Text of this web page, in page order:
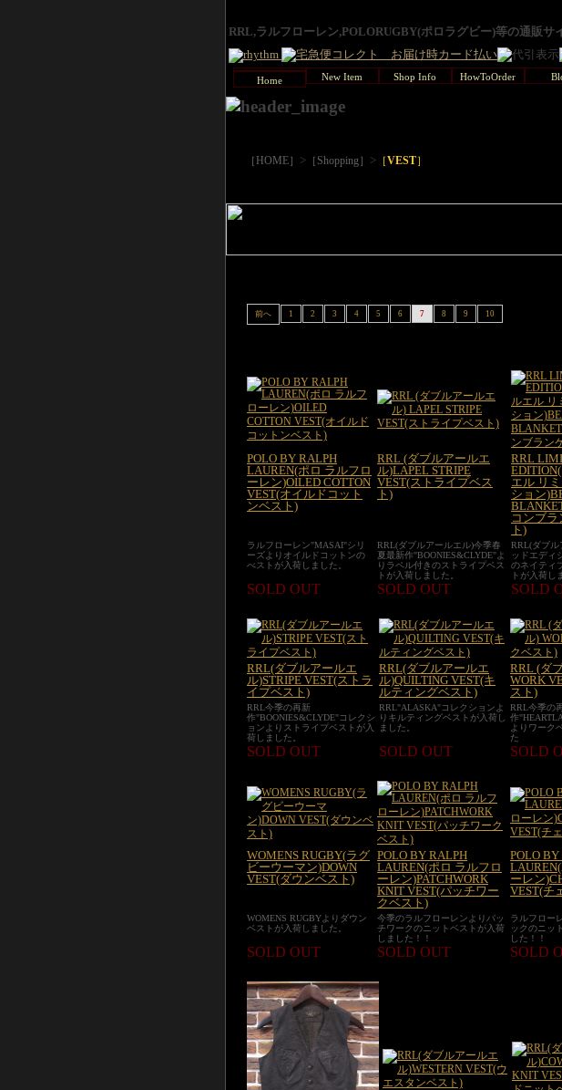
RRL,ラルフローレン,POLORUGBY(ポロラグビー)等の通販サ
Home New Item Shop Info HowToOrder
［HOME］ > ［Shopping］ > ［VEST］
前へ 1 2 3 4 5 6 7 8 9 10
POLO BY RALPH
LAUREN(ポロ ラルフロ
ーレン)OILED COTTON
VEST(オイルドコット
ンベスト)
RRL (ダブルアールエ
ル)LAPEL STRIPE
VEST(ストライプベス
ト)
RRL
エル リ
ション
コンブラ
ト)
ラルフローレン"MASAI"シリ
ーズよりオイルドコットンの
べストが入荷しました。
RRL(ダブルアールエル)今季春
夏最新作"BOONIES&CLYDE"よ
りラペル付きのストライプベス
トが入荷しました。
RRL(ダブル
ッドエディ
のネイティ
トが入荷し
SOLD OUT SOLD OUT SOLD
RRL(ダブルアールエ
ル)STRIPE VEST(ストラ
イプベスト)
RRL(ダブルアールエ
ル)QUILTING VEST(キ
ルティングベスト)
RRL (ダ
WORK
スト)
RRL今季の再新
作"BOONIES&CLYDE"コレクシ
ョンよりストライプベストが入
荷しました。
RRL"ALASKA"コレクションよ
りキルティングベストが入荷し
ました。
RRL今季の
作
よりワーク
た
SOLD OUT SOLD OUT SOLD
WOMENS RUGBY(ラグ
ビーウーマン)DOWN
VEST(ダウンベスト)
POLO BY RALPH
LAUREN(ポロ ラルフロ
ーレン)PATCHWORK
KNIT VEST(パッチワー
クベスト)
POLO
ーレン
VEST(チ
WOMENS RUGBYよりダウン
ベストが入荷しました。
今季のラルフローレンよりパッ
チワークのニットベストが入荷
しました！！
ラルフロー
ックのニッ
した！！
SOLD OUT SOLD OUT SOLD